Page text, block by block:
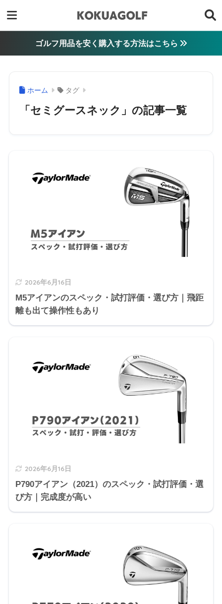
ゴルフ用品を安く購入する方法はこちら
ホーム タグ
「セミグースネック」の記事一覧
2026年6月16日
M5アイアンのスペック・試打評価・選び方｜飛距
離も出て操作性もあり
2026年6月16日
P790アイアン（2021）のスペック・試打評価・選
び方｜完成度が高い